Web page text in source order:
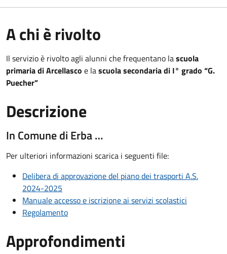
A chi è rivolto
Il servizio è rivolto agli alunni che frequentano lascuola
primaria di Arcellasco e lascuola secondaria di I° grado “G.
Puecher”
Descrizione
In Comune di Erba …
Per ulteriori informazioni scarica i seguenti file:
Delibera di approvazione del piano dei trasporti A.S.
2024-2025
Manuale accesso e iscrizione ai servizi scolastici
Regolamento
Approfondimenti